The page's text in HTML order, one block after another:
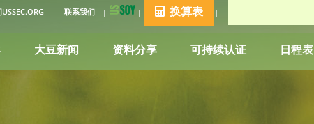
联系我们 换算表
大豆新闻 资料分享 可持续认证 日程表